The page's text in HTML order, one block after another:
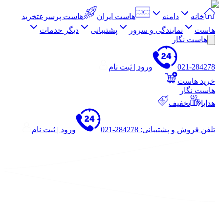
خانه دامنه هاست ایران هاست پرسرعتخرید
هاست
نمایندگی و سرور پشتیبانی
دیگر خدمات
هاست نگار
021-284278
ورود | ثبت نام
خرید هاست
هاست نگار
هدایا
تخفیف
تلفن فروش و پشتیبانی: 284278-021 ورود | ثبت نام